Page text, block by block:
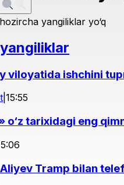
yangiliklar yo‘q
viloyatida ishchini
15:55
o‘z tarixidagi eng
Tramp bilan